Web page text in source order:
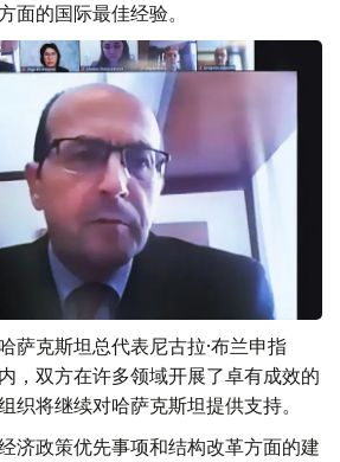
面的国际最佳经验。
萨克斯坦总代表尼古拉·布兰申指
，双方在许多领域开展了卓有成效的
织将继续对哈萨克斯坦提供支持。
济政策优先事项和结构改革方面的建